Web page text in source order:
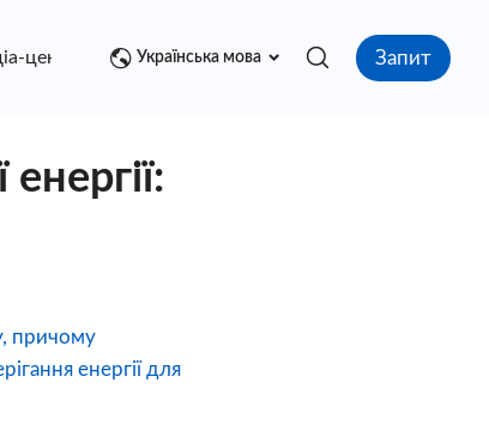
центр контакт
Українська мова Запит
причому
енергії для